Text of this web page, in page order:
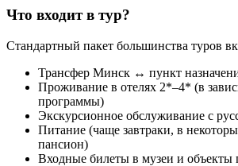
Что входит в тур?
Стандартный пакет большинства туров
Трансфер Минск ↔ пункт
Проживание в отелях 2*–4* (в
программы)
Экскурсионное обслуживание с
Питание (чаще завтраки, в
пансион)
Входные билеты в музеи и объекты